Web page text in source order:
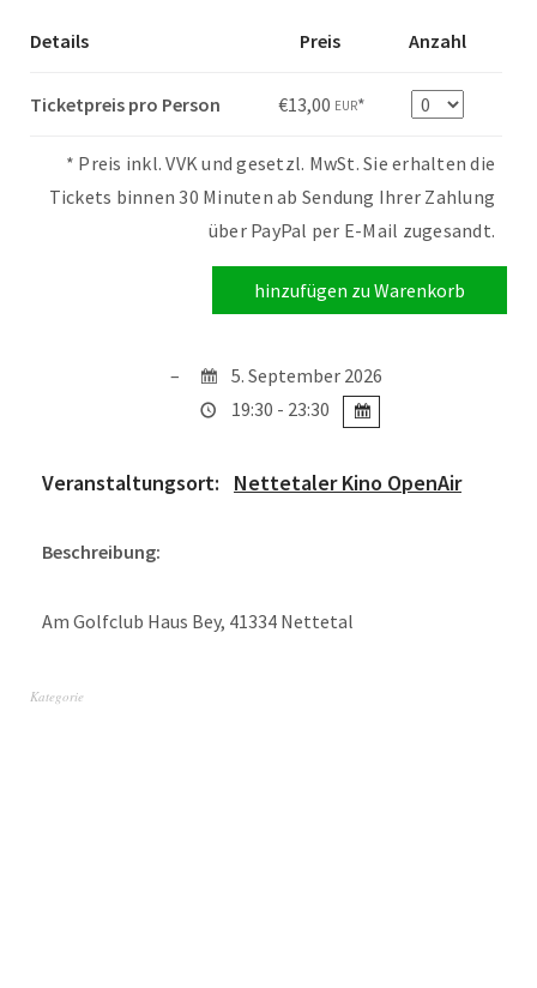
Details Preis Anzahl
Ticketpreis pro Person €13,00 EUR* Anzahl
* Preis inkl. VVK und gesetzl. MwSt. Sie erhalten die
Tickets binnen 30 Minuten ab Sendung Ihrer Zahlung
über PayPal per E-Mail zugesandt.
5. September 2026
19:30 - 23:30
Veranstaltungsort: Nettetaler Kino OpenAir
Beschreibung:
Am Golfclub Haus Bey, 41334 Nettetal
Kategorie